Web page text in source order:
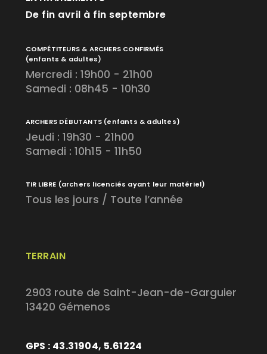
TERRAIN
2903 route de Saint-Jean-de-Garguier
13420 Gémenos
GPS : 43.31904, 5.61224
De fin avril à fin septembre
COMPÉTITEURS & ARCHERS CONFIRMÉS
(enfants & adultes)
Mercredi : 19h00 - 21h00
Samedi : 08h45 - 10h30
ARCHERS DÉBUTANTS (enfants & adultes)
Jeudi : 19h30 - 21h00
Samedi : 10h15 - 11h50
TIR LIBRE (archers licenciés ayant leur matériel)
Tous les jours / Toute l’année